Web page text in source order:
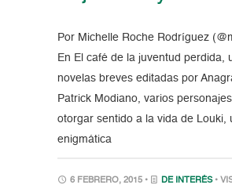
Por Michelle Roche Rodríguez
En El café de la juventud perdida,
novelas breves editadas por
Patrick Modiano, varios
otorgar sentido a la vida de Louki,
enigmática
6 FEBRERO, 2015 • DE INTERÉS •